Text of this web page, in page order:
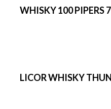
WHISKY 100 PIPERS
LICOR WHISKY